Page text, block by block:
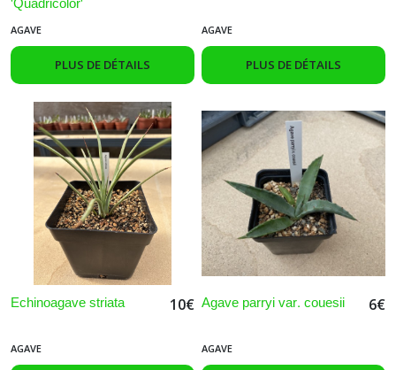
AGAVE
PLUS DE DÉTAILS
AGAVE
PLUS DE DÉTAILS
Echinoagave striata 10€
AGAVE
Agave parryi var. couesii 6€
AGAVE